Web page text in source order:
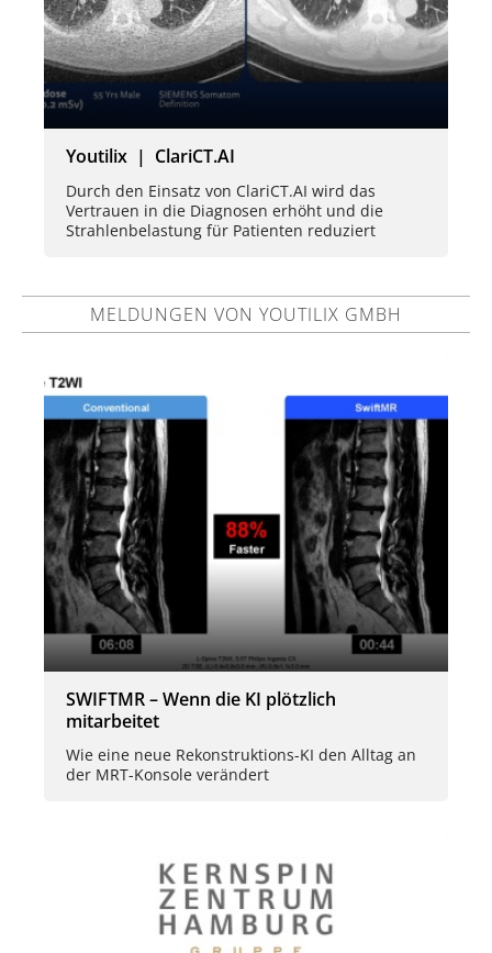
Youtilix | ClariCT.AI
Durch den Einsatz von ClariCT.AI wird das
Vertrauen in die Diagnosen erhöht und die
Strahlenbelastung für Patienten reduziert
MELDUNGEN VON YOUTILIX GMBH
SWIFTMR – Wenn die KI plötzlich
mitarbeitet
Wie eine neue Rekonstruktions-KI den Alltag an
der MRT-Konsole verändert